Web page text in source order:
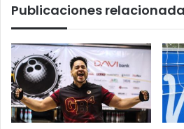
Publicaciones